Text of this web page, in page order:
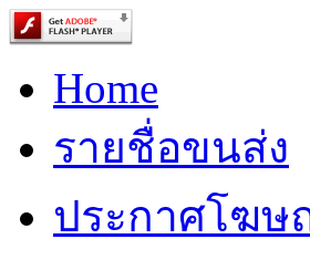
Home
รายชื่อขนส่ง
ประกาศโฆษ